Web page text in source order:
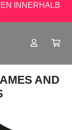
INNERHALB
AND